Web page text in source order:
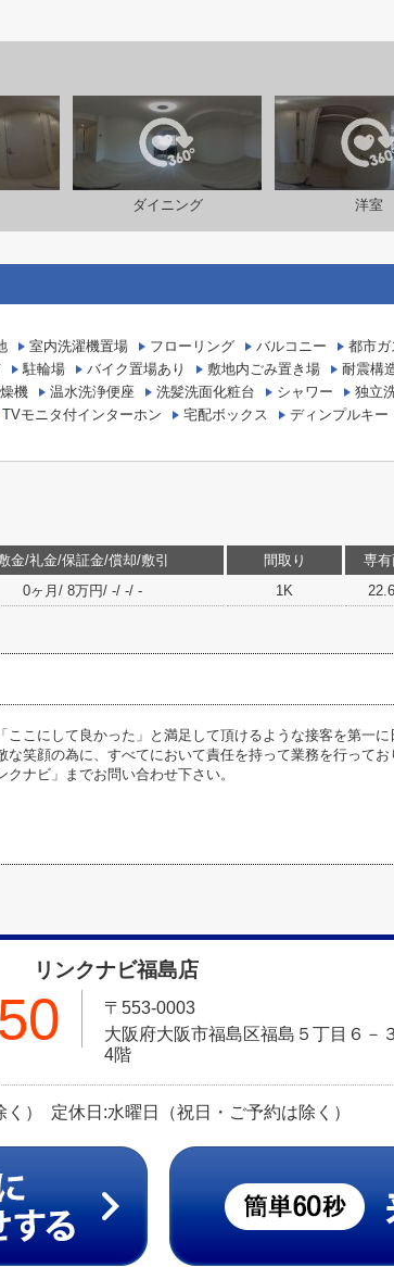
ダイニング 洋室
室内洗濯機置場 フローリング バルコニー 都市ガ
駐輪場 バイク置場あり 敷地内ごみ置き場 耐震構
機 温水洗浄便座 洗髪洗面化粧台 シャワー 独立
TVモニタ付インターホン 宅配ボックス ディンプルキー
金/礼金/保証金/償却/敷引 間取り 専
0ヶ月/ 8万円/ -/ -/ - 1K
ここにして良かった」と満足して頂けるような接客を第一
笑顔の為に、すべてにおいて責任を持って業務を行ってお
ナビ」までお問い合わせ下さい。
ンクナビ福島店
〒553-0003
大阪府大阪市福島区福島５丁目６－
4階
） 定休日:水曜日（祝日・ご予約は除く）